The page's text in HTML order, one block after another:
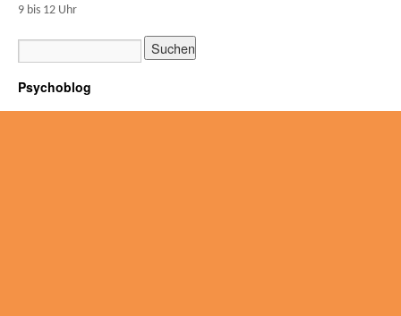
9 bis 12 Uhr
Psychoblog